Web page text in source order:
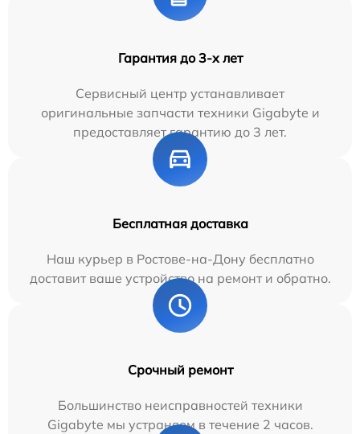
Гарантия до 3-х лет
Сервисный центр устанавливает
оригинальные запчасти техники Gigabyte и
предоставляет гарантию до 3 лет.
Бесплатная доставка
Наш курьер в Ростове-на-Дону бесплатно
доставит ваше устройство на ремонт и обратно.
Срочный ремонт
Большинство неисправностей техники
Gigabyte мы устраняем в течение 2 часов.